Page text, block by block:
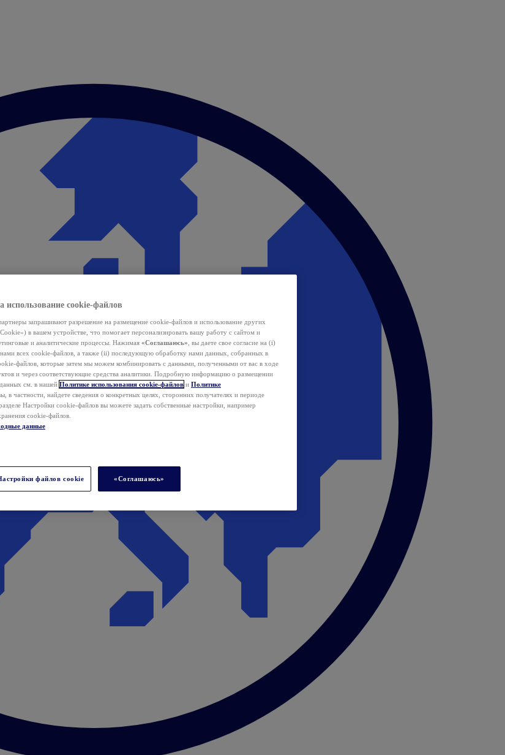
использование cookie-файлов
запрашивают разрешение на размещение cookie-файлов и использование других
в вашем устройстве, что помогает персонализировать вашу работу с сайтом и
и аналитические процессы. Нажимая «Соглашаюсь» , вы даете свое согласие на (i)
нами всех cookie-файлов, а также (ii) последующую обработку нами данных, собранных в
файлов, которые затем мы можем комбинировать с данными, полученными от вас в ходе
и через соответствующие средства аналитики. Подробную информацию о размещении
см. в нашей Политике использования cookie-файлов и Политике
вы, в частности, найдете сведения о конкретных целях, сторонних получателях и периоде
Настройки cookie-файлов вы можете задать собственные настройки, например
cookie-файлов.
данные
файлов cookie «Соглашаюсь»